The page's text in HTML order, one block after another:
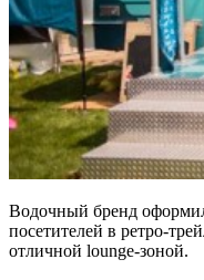
Водочный бренд
посетителей в ретро-
отличной lounge-зоной.